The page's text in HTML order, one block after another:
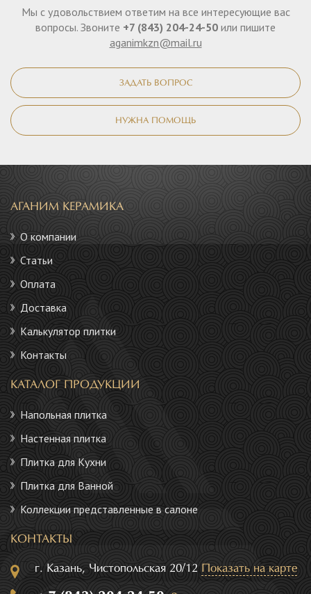
Мы с удовольствием ответим на все интересующие вас
вопросы. Звоните +7 (843) 204-24-50 или пишите
aganimkzn@mail.ru
ЗАДАТЬ ВОПРОС
НУЖНА ПОМОЩЬ
АГАНИМ КЕРАМИКА
О компании
Статьи
Оплата
Доставка
Калькулятор плитки
Контакты
КАТАЛОГ ПРОДУКЦИИ
Напольная плитка
Настенная плитка
Плитка для Кухни
Плитка для Ванной
Коллекции представленные в салоне
КОНТАКТЫ
г. Казань, Чистопольская 20/12 Показать на карте